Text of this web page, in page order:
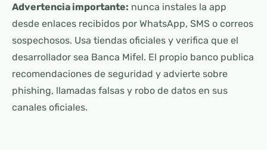
Advertencia importante: nunca instales la app
desde enlaces recibidos por WhatsApp, SMS o correos
sospechosos. Usa tiendas oficiales y verifica que el
desarrollador sea Banca Mifel. El propio banco publica
recomendaciones de seguridad y advierte sobre
phishing, llamadas falsas y robo de datos en sus
canales oficiales.